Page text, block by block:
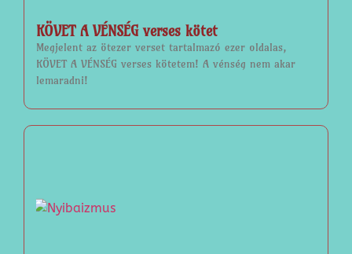
KÖVET A VÉNSÉG verses kötet
Megjelent az ötezer verset tartalmazó ezer oldalas,
KÖVET A VÉNSÉG verses kötetem! A vénség nem akar
lemaradni!